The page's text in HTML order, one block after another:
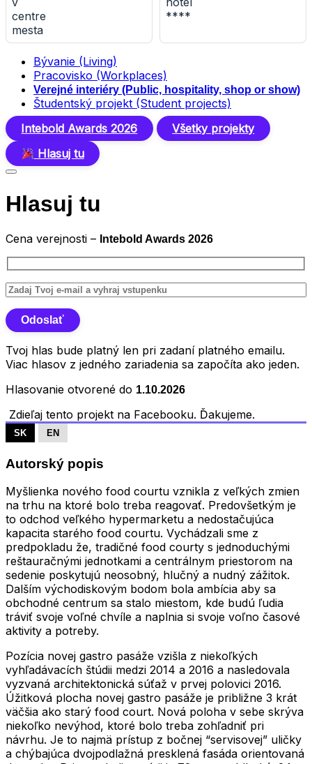
Bývanie (Living)
Pracovisko (Workplaces)
Verejné interiéry (Public, hospitality, shop or show)
Študentský projekt (Student projects)
Intebold Awards 2026
Všetky projekty
Hlasuj tu
Hlasuj tu
Cena verejnosti – Intebold Awards 2026
Tvoj hlas bude platný len pri zadaní platného emailu.
Viac hlasov z jedného zariadenia sa započíta ako jeden.
Hlasovanie otvorené do 1.10.2026
Zdieľaj tento projekt na Facebooku. Ďakujeme.
SK EN
Autorský popis
Myšlienka nového food courtu vznikla z veľkých zmien
na trhu na ktoré bolo treba reagovať. Predovšetkým je
to odchod veľkého hypermarketu a nedostačujúca
kapacita starého food courtu. Vychádzali sme z
predpokladu že, tradičné food courty s jednoduchými
reštauračnými jednotkami a centrálnym priestorom na
sedenie poskytujú neosobný, hlučný a nudný zážitok.
Dalším východiskovým bodom bola ambícia aby sa
obchodné centrum sa stalo miestom, kde budú ľudia
tráviť svoje voľné chvíle a naplnia si svoje voľno časové
aktivity a potreby.
Pozícia novej gastro pasáže vzišla z niekoľkých
vyhľadávacích štúdii medzi 2014 a 2016 a nasledovala
vyzvaná architektonická súťaž v prvej polovici 2016.
Úžitková plocha novej gastro pasáže je približne 3 krát
väčšia ako starý food court. Nová poloha v sebe skrýva
niekoľko nevýhod, ktoré bolo treba zohľadniť pri
návrhu. Je to najmä prístup z bočnej “servisovej” uličky
a chýbajúca dvojpodlažná presklená fasáda orientovaná